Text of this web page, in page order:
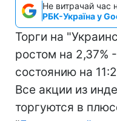
Не витрачай час
РБК-Україна у
Торги на
ростом на 2,37%
состоянию на
Все акции из
торгуются в